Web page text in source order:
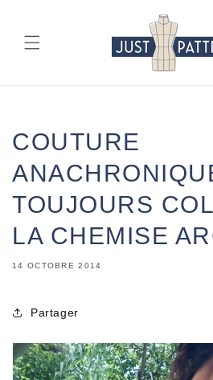
au
contenu
COUTURE
TOUJOURS
LA CHEMISE
14 OCTOBRE 2014
Partager